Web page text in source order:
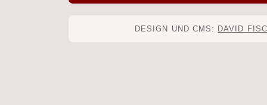
DESIGN UND CMS: DAVID